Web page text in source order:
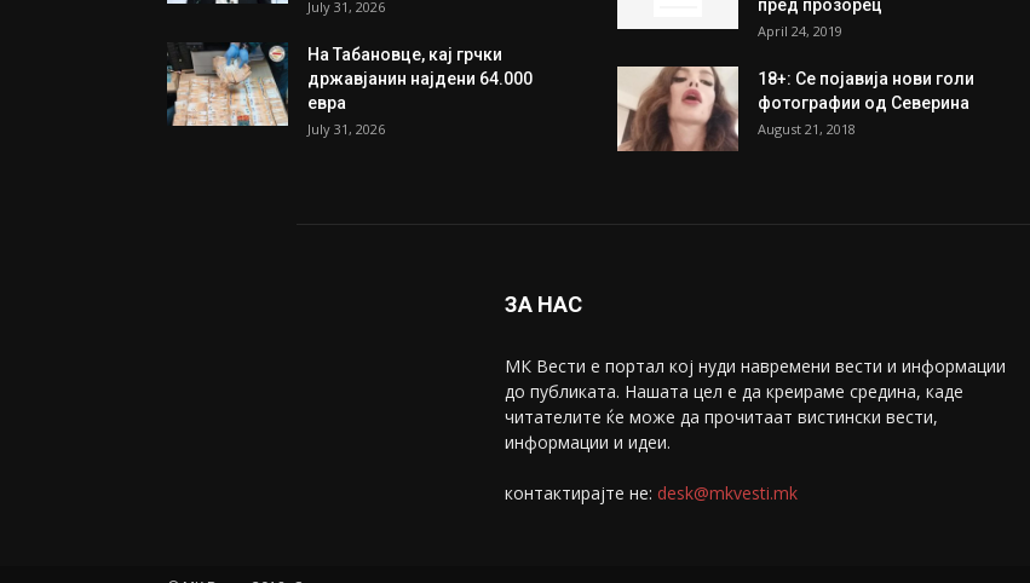
July 31, 2026
На Табановце, кај грчки
државјанин најдени 64.000
евра
July 31, 2026
пред прозорец
April 24, 2019
18+: Се појавија нови голи
фотографии од Северина
August 21, 2018
ЗА НАС
МК Вести е портал коj нуди навремени вести и информации
до публиката. Нашата цел е да креираме средина, каде
читателите ќе може да прочитаат вистински вести,
информации и идеи.
контактирајте не: desk@mkvesti.mk